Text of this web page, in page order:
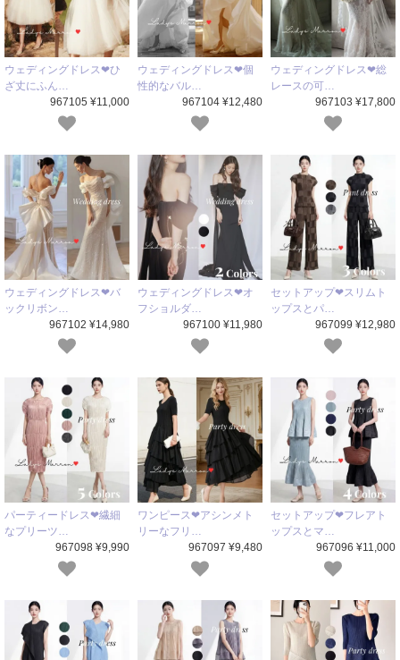
ウェディングドレス❤ひ
ざ丈にふん…
967105 ¥11,000
ウェディングドレス❤個
性的なバル…
967104 ¥12,480
ウェディングドレス❤総
レースの可…
967103 ¥17,800
ウェディングドレス❤バ
ックリボン…
967102 ¥14,980
ウェディングドレス❤オ
フショルダ…
967100 ¥11,980
セットアップ❤スリムト
ップスとパ…
967099 ¥12,980
パーティードレス❤繊細
なプリーツ…
967098 ¥9,990
ワンピース❤アシンメト
リーなフリ…
967097 ¥9,480
セットアップ❤フレアト
ップスとマ…
967096 ¥11,000